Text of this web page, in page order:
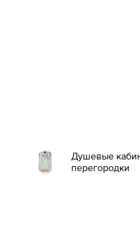
Душевые
перегородки